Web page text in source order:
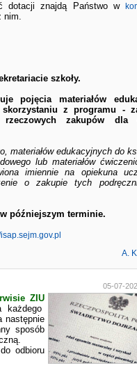
dotacji znajdą Państwo w
nim.
szkoły.
pojęcia materiałów
z programu -
zakupów dla
materiałów edukacyjnych do
lub materiałów
imiennie na opiekuna
o zakupie tych
późniejszym terminie.
A.
05-07-
ZIU
każdego
następnie
sposób
odbioru